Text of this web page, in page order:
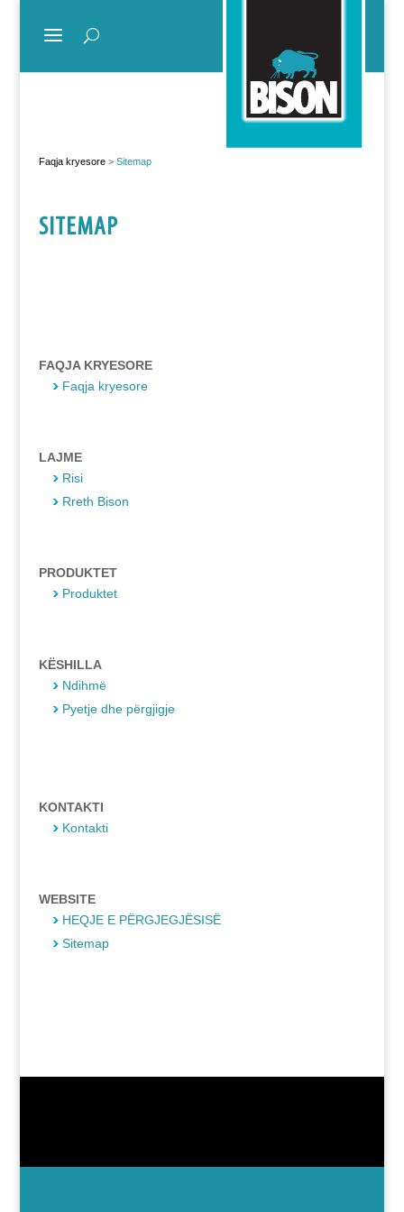
Faqja kryesore> Sitemap
SITEMAP
FAQJA KRYESORE
Faqja kryesore
LAJME
Risi
Rreth Bison
PRODUKTET
Produktet
KËSHILLA
Ndihmë
Pyetje dhe përgjigje
KONTAKTI
Kontakti
WEBSITE
HEQJE E PËRGJEGJËSISË
Sitemap